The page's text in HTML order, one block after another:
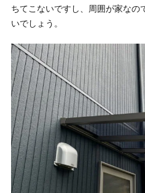
ちてこないですし、周囲が家なの
いでしょう。